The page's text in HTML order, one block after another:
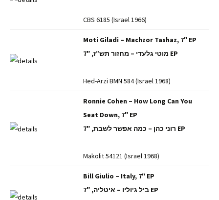
CBS 6185 (Israel 1966)
Moti Giladi – Machzor Tashaz, 7″ EP
מוטי גלעדי – מחזור תש”ז, 7″ EP
Hed-Arzi BMN 584 (Israel 1968)
Ronnie Cohen – How Long Can You
Seat Down, 7″ EP
רוני כהן – כמה אפשר לשבת, 7″ EP
Makolit 54121 (Israel 1968)
Bill Giulio – Italy, 7″ EP
ביל ג’וליו – איטליה, 7″ EP